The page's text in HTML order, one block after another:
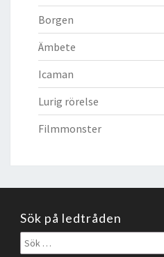
Borgen
Ämbete
Icaman
Lurig rörelse
Filmmonster
Sök på ledtråden
Sök
efter: